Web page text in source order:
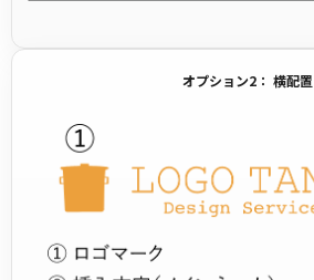
オプション2： 横配置